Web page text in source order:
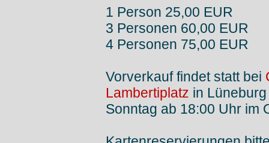
1 Person 25,00 EUR
3 Personen 60,00 EUR
4 Personen 75,00 EUR
Vorverkauf findet statt bei
Lambertiplatz in
Sonntag ab 18:00 Uhr im